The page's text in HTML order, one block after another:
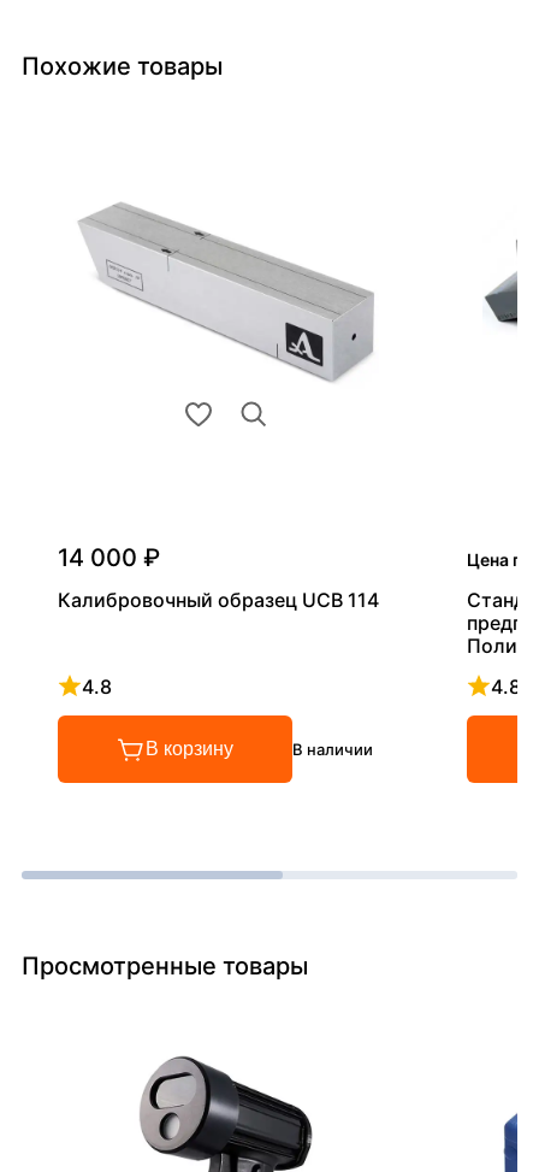
Похожие товары
14 000 ₽
Калибровочный образец UCB 114
4.8
Рейтинг 4.8 из 5
В корзину В наличии
Цена по
4.8
Просмотренные товары